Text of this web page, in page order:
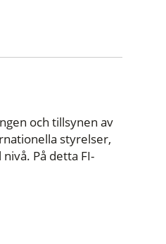
och tillsynen av
styrelser,
På detta FI-